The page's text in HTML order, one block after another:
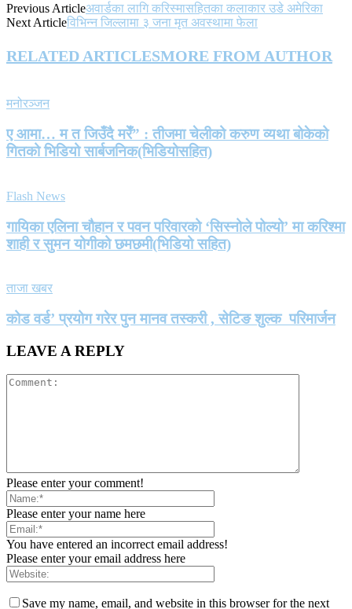
Previous Articleअवार्डका लागि करिस्मासहितका कलाकार उडे अमेरिका
Next Articleविभिन्न जिल्लामा ३ जना मृत अवस्थामा फेला
RELATED ARTICLESMORE FROM AUTHOR
मनोरञ्जन
ए आमा… म त जिउँदै मरेँ” : तीजमा चेलीको करुण व्यथा बोकेको
गितको भिडियो सार्बजनिक(भिडियोसहित)
Flash News
गायिका एलिना चौहान र पवन परिवारको ‘सिस्नोले पोल्यो’ मा करिश्मा
शाही र सुमन योगीको छमछमी(भिडियो सहित)
ताजा खबर
कोड वर्ड’ प्रयोग गरेर पुन मानव तस्करी , सेटिङ शुल्क परिमार्जन
LEAVE A REPLY
Please enter your comment!
Please enter your name here
You have entered an incorrect email address!
Please enter your email address here
Save my name, email, and website in this browser for the next